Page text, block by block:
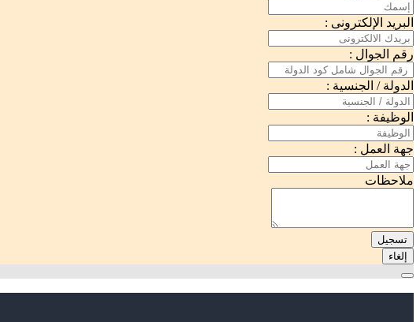
البريد الإلكترونى :
رقم الجوال :
الدولة / الجنسية :
الوظيفة :
جهة العمل :
ملاحظات
تسجيل
إلغاء